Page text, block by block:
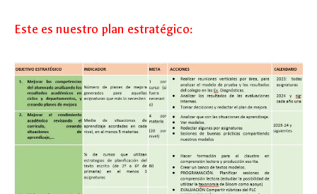
Este es nuestro plan estratégico: